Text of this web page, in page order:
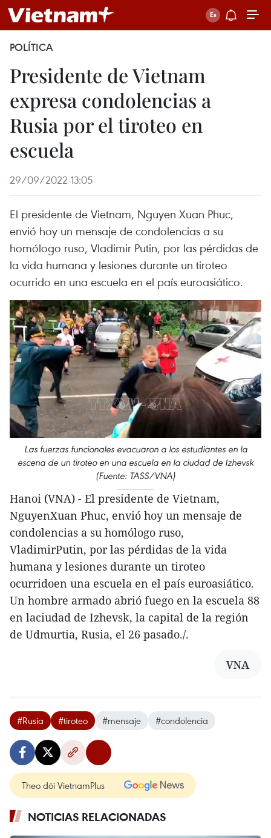
POLÍTICA
Presidente de Vietnam
expresa condolencias a
Rusia por el tiroteo en
escuela
29/09/2022 13:05
El presidente de Vietnam, Nguyen Xuan Phuc,
envió hoy un mensaje de condolencias a su
homólogo ruso, Vladimir Putin, por las pérdidas de
la vida humana y lesiones durante un tiroteo
ocurrido en una escuela en el país euroasiático.
Las fuerzas funcionales evacuaron a los estudiantes en la
escena de un tiroteo en una escuela en la ciudad de Izhevsk
(Fuente: TASS/VNA)
Hanoi (VNA) - El presidente de Vietnam,
NguyenXuan Phuc, envió hoy un mensaje de
condolencias a su homólogo ruso,
VladimirPutin, por las pérdidas de la vida
humana y lesiones durante un tiroteo
ocurridoen una escuela en el país euroasiático.
Un hombre armado abrió fuego en la escuela 88
en laciudad de Izhevsk, la capital de la región
de Udmurtia, Rusia, el 26 pasado./.
VNA
#Rusia #tiroteo #mensaje #condolencia
Theo dõi VietnamPlus
NOTICIAS RELACIONADAS